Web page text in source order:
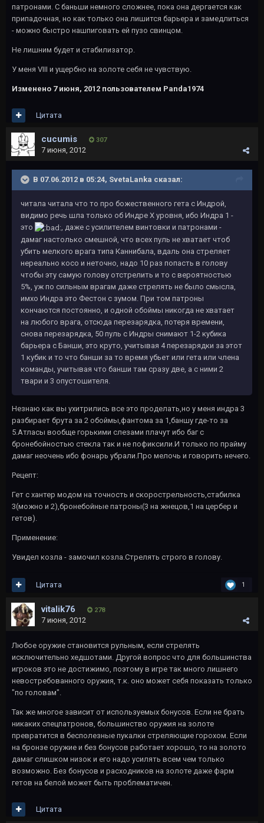
патронами. С баньши немного сложнее, пока она дергается как
припадочная, но как только она лишится барьера и замедлиться
- можно быстро нашпиговать ей пузо свинцом.
Не лишним будет и стабилизатор.
У меня VIII и ущербно на золоте себя не чувствую.
Изменено 7 июня, 2012 пользователем Panda1974
Цитата
cucumis 307
7 июня, 2012
В 07.06.2012 в 05:24, SvetaLanka сказал:
читала читала что то про божественного гета с Индрой,
видимо речь шла только об Индре Х уровня, ибо Индра 1 -
это
, даже с усилителем винтовки и патронами -
дамаг настолько смешной, что всех пуль не хватает чтоб
убить мелкого врага типа Каннибала, вдаль она стреляет
нереально косо и неточно, надо 10 раз попасть в голову
чтобы эту самую голову отстрелить и то с вероятностью
5%, уж по сильным врагам даже стрелять не было смысла,
имхо Индра это Фестон с зумом. При том патроны
кончаются постоянно, и одной обоймы никогда не хватает
на любого врага, отсюда перезарядка, потеря времени,
снова перезарядка, 50 пуль с Индры снимают 1-2 кубика
барьера с Банши, это круто, учитывая 4 перезарядки за этот
1 кубик и то что банши за то время убьет или гета или члена
команды, учитывая что банши там сразу две, а с ними 2
твари и 3 опустошителя.
Незнаю как вы ухитрились все это проделать,но у меня индра 3
разбирает брута за 2 обоймы,фантома за 1,баншу где-то за
5.Атласы вообще горькими слезами плачут ибо баг с
бронебойностью стекла так и не пофиксили.И только по прайму
дамаг неочень ибо фонарь убрали.Про мелочь и говорить нечего.
Рецепт:
Гет с хантер модом на точность и скорострельность,стабилка
3(можно и 2),бронебойные патроны(3 на жнецов,1 на цербер и
гетов).
Применение:
Увидел козла - замочил козла.Стрелять строго в голову.
1
Цитата
vitalik76 278
7 июня, 2012
Любое оружие становится рульным, если стрелять
исключительно хедшотами. Другой вопрос что для большинства
игроков это не достижимо, поэтому в игре так много лишнего
невостребованного оружия, т.к. оно может себя показать только
"по головам".
Так же многое зависит от используемых бонусов. Если не брать
никаких спецпатронов, большинство оружия на золоте
превратится в бесполезные пукалки стреляющие горохом. Если
на бронзе оружие и без бонусов работает хорошо, то на золото
дамаг слишком низок и его надо усилять всем чем только
возможно. Без бонусов и расходников на золоте даже фарм
гетов на белой может быть проблематичен.
Цитата